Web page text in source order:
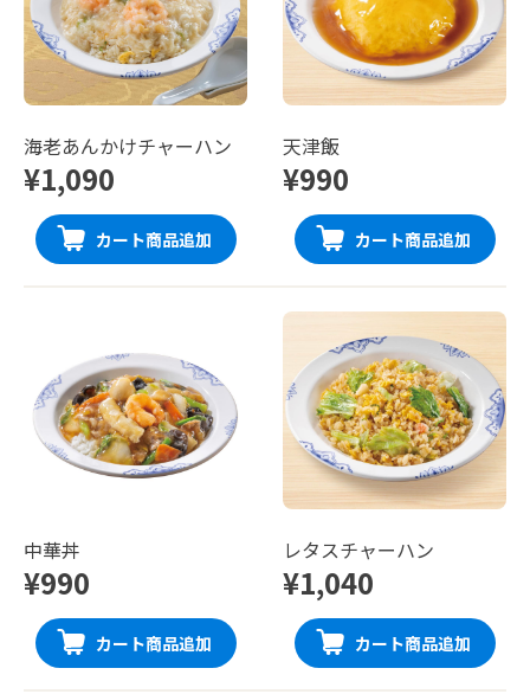
海老あんかけチャーハン
¥1,090
カート商品追加
天津飯
¥990
カート商品追加
中華丼
¥990
カート商品追加
レタスチャーハン
¥1,040
カート商品追加